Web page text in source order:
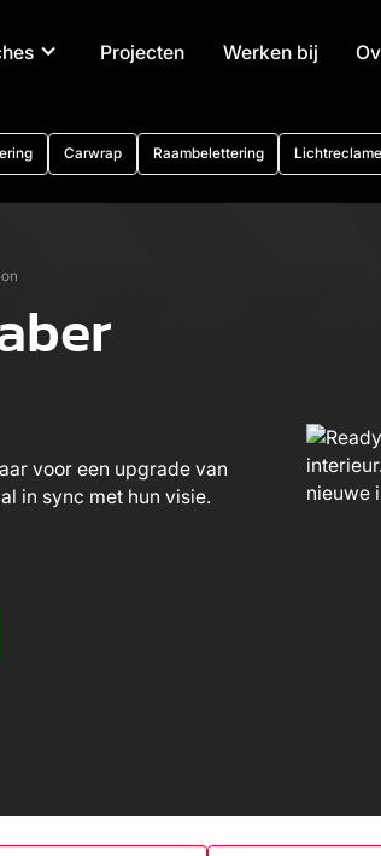
Projecten Werken bij
Carwrap Raambelettering Lichtreclame
voor een upgrade van
in sync met hun visie.